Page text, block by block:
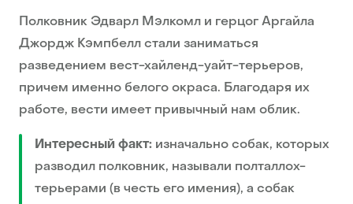
Полковник Эдварл Мэлкомл и герцог Аргайла
Джордж Кэмпбелл стали заниматься
разведением вест-хайленд-уайт-терьеров,
причем именно белого окраса. Благодаря их
работе, вести имеет привычный нам облик.
Интересный факт: изначально собак, которых
разводил полковник, называли полталлох-
терьерами (в честь его имения), а собак